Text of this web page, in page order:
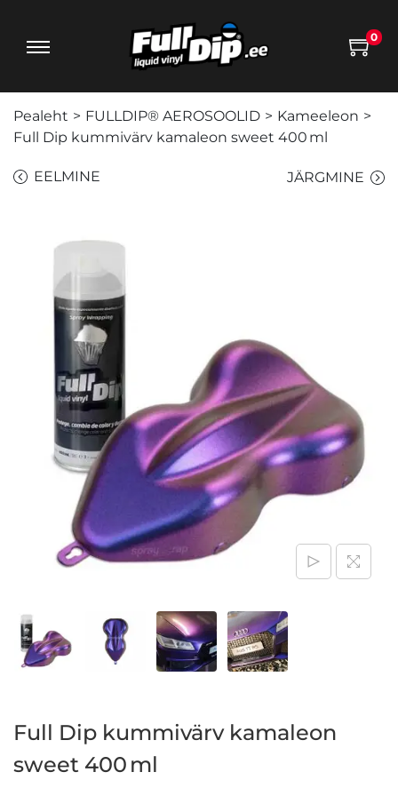
0
Pealeht > FULLDIP® AEROSOOLID > Kameeleon >
Full Dip kummivärv kamaleon sweet 400 ml
EELMINE JÄRGMINE
Full Dip kummivärv kamaleon
sweet 400 ml